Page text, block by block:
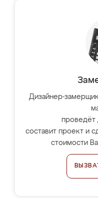
Дизайнер-
проведёт
составит проект и
стоимости